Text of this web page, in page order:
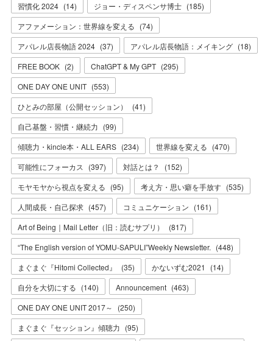
習慣化 2024 (14) ジョー・ディスペンサ博士 (185)
アファメーション：世界線を変える (74)
アパレル店長物語 2024 (37) アパレル店長物語：メイキング (18)
FREE BOOK (2) ChatGPT & My GPT (295)
ONE DAY ONE UNIT (553)
ひとみの部屋（公開セッション）
(41)
自己基盤・習慣・継続力 (99)
傾聴力・kincle本・ALL EARS (234) 世界線を変える (470)
可能性にフォーカス
(397) 対話とは？ (152)
モヤモヤから視点を変える (95) 考え方・思い癖を手放す (535)
人間成長・自己探求 (457) コミュニケーション (161)
Art of Being｜Mail Letter（旧：読むサプリ）
(817)
“The English version of YOMU-SAPULI”Weekly Newsletter. (448)
まぐまぐ『Hitomi Collected』
(35) かないずむ2021 (14)
自分を大切にする (140) Announcement (463)
ONE DAY ONE UNIT 2017～
(250)
まぐまぐ『セッション』傾聴力 (95)